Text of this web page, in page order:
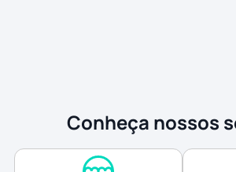
Conheça nossos